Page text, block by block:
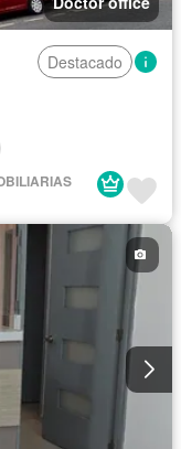
Destacado